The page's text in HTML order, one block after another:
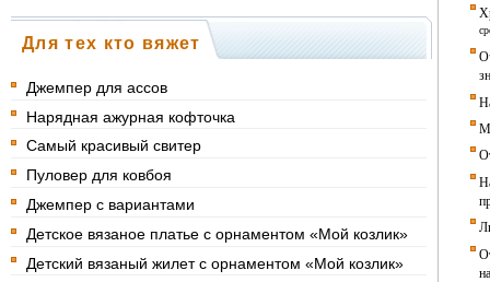
Для тех кто вяжет
Джемпер для ассов
Нарядная ажурная кофточка
Самый красивый свитер
Пуловер для ковбоя
Джемпер с вариантами
Детское вязаное платье с орнаментом «Мой козлик»
Детский вязаный жилет с орнаментом «Мой козлик»